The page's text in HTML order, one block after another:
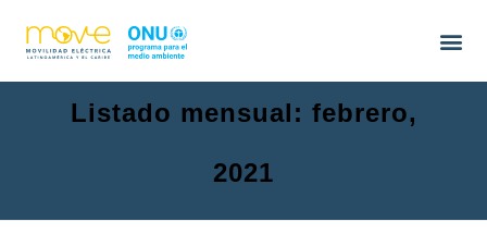
Listado mensual: febrero,
2021